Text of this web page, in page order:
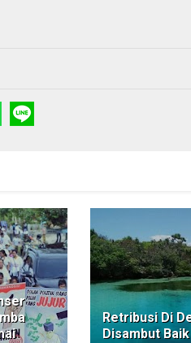
Retribusi Di
Disambut